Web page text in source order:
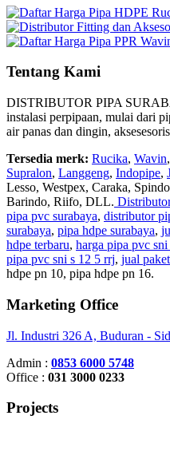
Tentang Kami
DISTRIBUTOR PIPA
instalasi perpipaan, mulai dari
air panas dan dingin,
Tersedia merk: Rucika, Wavin,
Supralon, Langgeng, Indopipe,
Lesso, Westpex, Caraka,
Barindo, Riifo, DLL.
pipa pvc surabaya, distributor
surabaya, pipa hdpe surabaya,
hdpe terbaru, harga pipa pvc sni
pipa pvc sni s 12 5 rrj, jual
hdpe pn 10, pipa hdpe pn 16.
Marketing Office
Jl. Industri 326 A, Buduran -
Admin : 0853 6000 5748
Office : 031 3000 0233
Projects